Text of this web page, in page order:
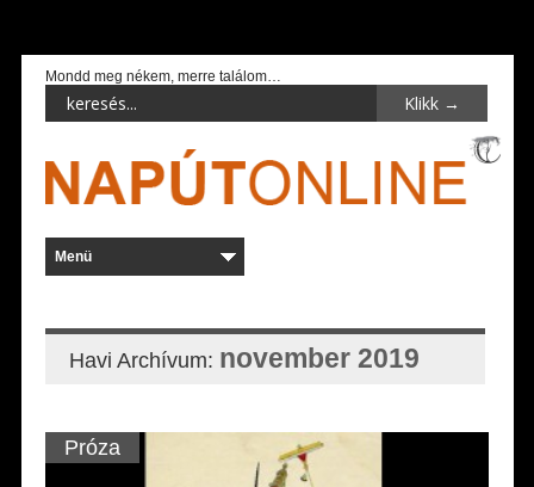
Mondd meg nékem, merre találom…
Havi Archívum: november 2019
Próza